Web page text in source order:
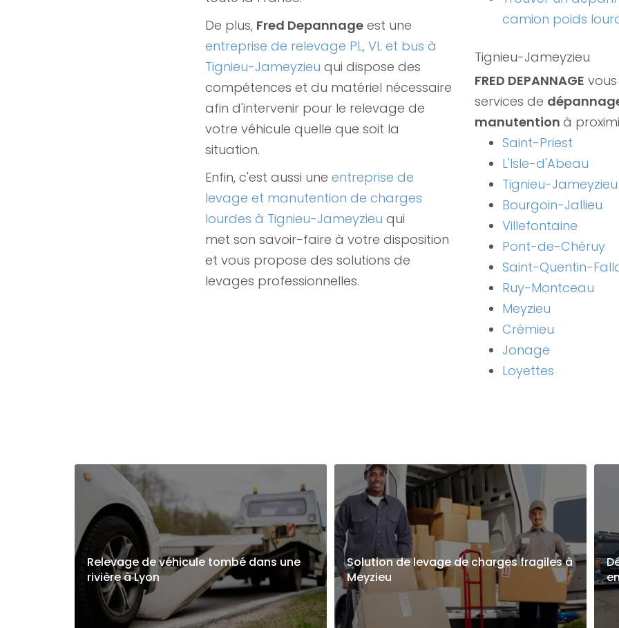
De plus, Fred Depannage est une
entreprise de relevage PL, VL et bus à
Tignieu-Jameyzieu qui dispose des
compétences et du matériel nécessaire
afin d'intervenir pour le relevage de
votre véhicule quelle que soit la
situation.
Enfin, c'est aussi une entreprise de
levage et manutention de charges
lourdes à Tignieu-Jameyzieu qui
met son savoir-faire à votre disposition
et vous propose des solutions de
levages professionnelles.
camion poids
Tignieu-Jameyzieu
FRED DEPANNAGE
services de
manutention à
Saint-Priest
L'Isle-d'Abeau
Tignieu-Jameyzieu
Bourgoin-Jallieu
Villefontaine
Pont-de-Chéruy
Saint-Quentin-
Ruy-Montceau
Meyzieu
Crémieu
Jonage
Loyettes
Relevage de véhicule tombé dans une
rivière à Lyon
Solution de levage de charges fragiles à
Meyzieu